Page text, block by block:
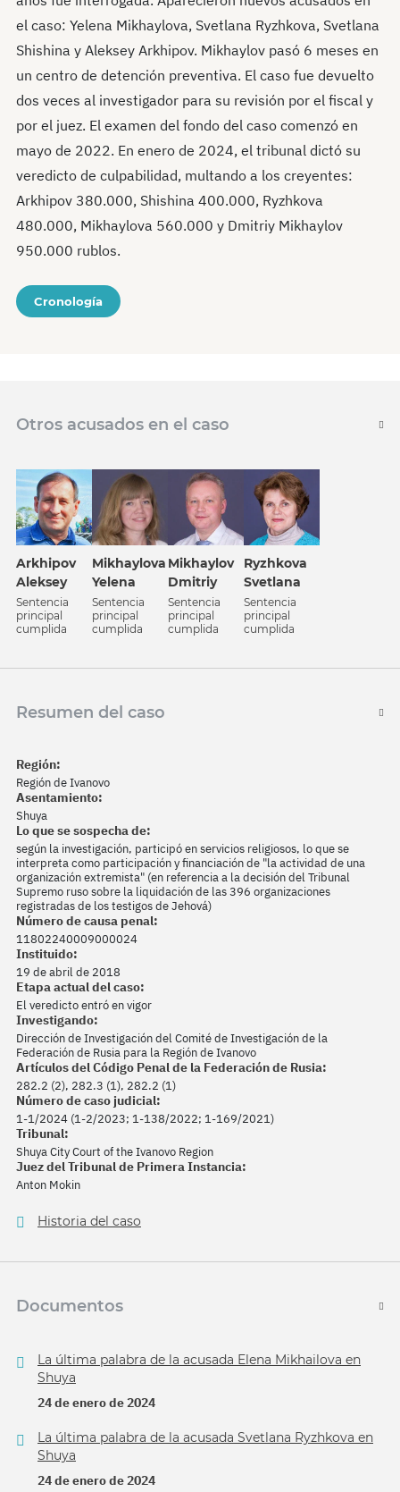
el caso: Yelena Mikhaylova, Svetlana Ryzhkova, Svetlana
Shishina y Aleksey Arkhipov. Mikhaylov pasó 6 meses en
un centro de detención preventiva. El caso fue devuelto
dos veces al investigador para su revisión por el fiscal y
por el juez. El examen del fondo del caso comenzó en
mayo de 2022. En enero de 2024, el tribunal dictó su
veredicto de culpabilidad, multando a los creyentes:
Arkhipov 380.000, Shishina 400.000, Ryzhkova
480.000, Mikhaylova 560.000 y Dmitriy Mikhaylov
950.000 rublos.
Cronología
Otros acusados en el caso
Arkhipov
Aleksey
Sentencia
principal
cumplida
Mikhaylova
Yelena
Sentencia
principal
cumplida
Mikhaylov
Dmitriy
Sentencia
principal
cumplida
Ryzhkova
Svetlana
Sentencia
principal
cumplida
Resumen del caso
Región:
Región de Ivanovo
Asentamiento:
Shuya
Lo que se sospecha de:
según la investigación, participó en servicios religiosos, lo que se
interpreta como participación y financiación de "la actividad de una
organización extremista" (en referencia a la decisión del Tribunal
Supremo ruso sobre la liquidación de las 396 organizaciones
registradas de los testigos de Jehová)
Número de causa penal:
11802240009000024
Instituido:
19 de abril de 2018
Etapa actual del caso:
El veredicto entró en vigor
Investigando:
Dirección de Investigación del Comité de Investigación de la
Federación de Rusia para la Región de Ivanovo
Artículos del Código Penal de la Federación de Rusia:
282.2 (2), 282.3 (1), 282.2 (1)
Número de caso judicial:
1-1/2024 (1-2/2023; 1-138/2022; 1-169/2021)
Tribunal:
Shuya City Court of the Ivanovo Region
Juez del Tribunal de Primera Instancia:
Anton Mokin
Historia del caso
Documentos
La última palabra de la acusada Elena Mikhailova en
Shuya
24 de enero de 2024
La última palabra de la acusada Svetlana Ryzhkova en
Shuya
24 de enero de 2024